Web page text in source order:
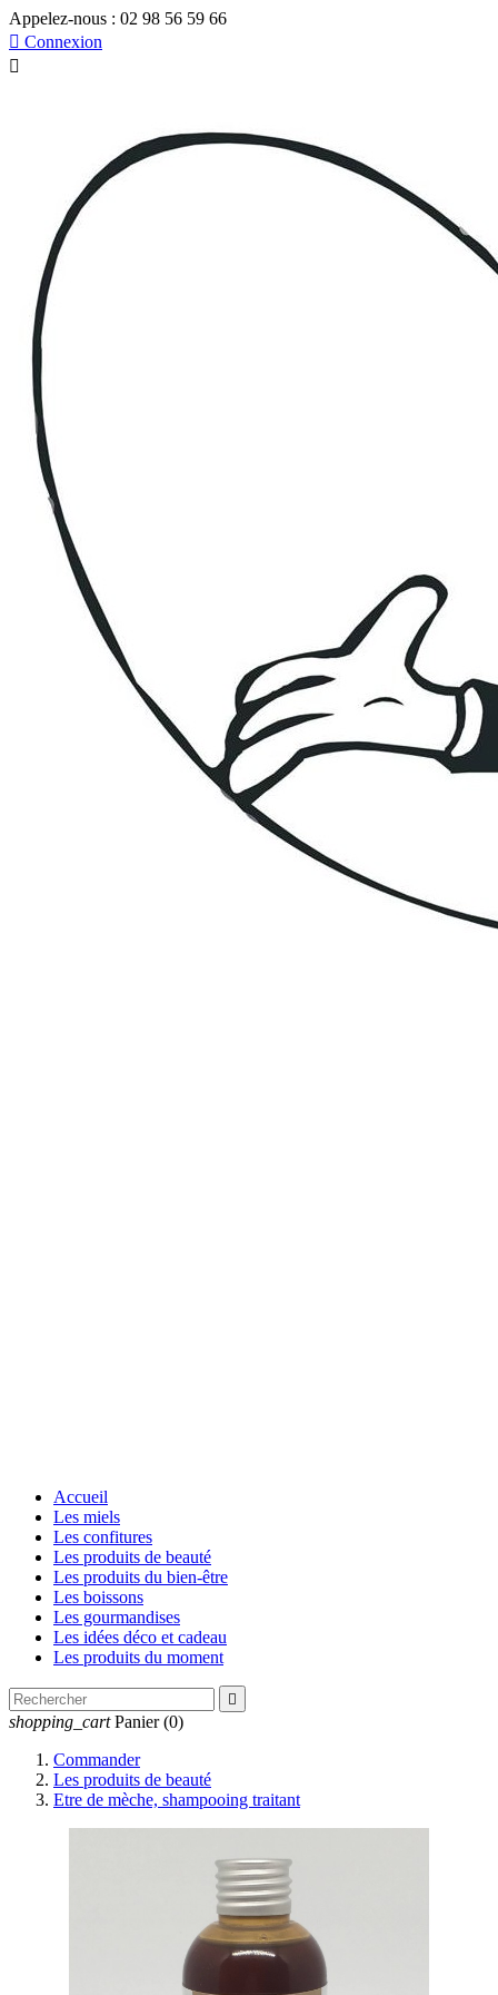
Appelez-nous : 02 98 56 59 66
 Connexion

Accueil
Les miels
Les confitures
Les produits de beauté
Les produits du bien-être
Les boissons
Les gourmandises
Les idées déco et cadeau
Les produits du moment

shopping_cart Panier (0)
Commander
Les produits de beauté
Etre de mèche, shampooing traitant